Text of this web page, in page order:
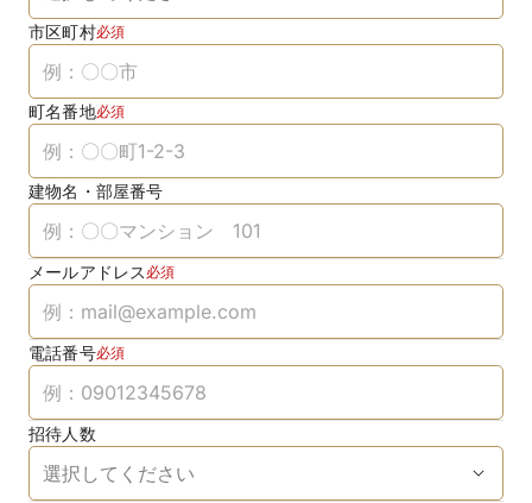
市区町村必須
町名番地必須
建物名・部屋番号
メールアドレス 必須
電話番号必須
招待人数